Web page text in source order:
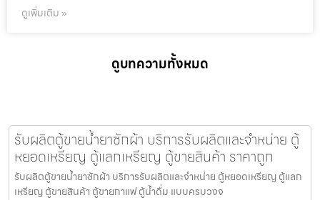
ดูเพิ่มเติม »
ดูบทความทั้งหมด
รับผลิตตู้ขายน้ำยาซักผ้า บริการรับผลิตและจำหน่าย ตู้
หยอดเหรียญ ตู้แลกเหรียญ ตู้ขายสินค้า ราคาถูก
รับผลิตตู้ขายน้ำยาซักผ้า บริการรับผลิตและจำหน่าย ตู้หยอดเหรียญ ตู้แลก
เหรียญ ตู้ขายสินค้า ตู้ขายกาแฟ ตู้น้ำดื่ม แบบครบวงจ